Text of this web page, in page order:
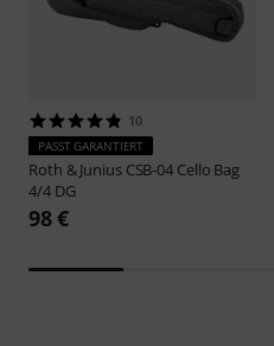
10
PASST GARANTIERT
Roth & Junius CSB-04 Cello Bag
4/4 DG
98 €